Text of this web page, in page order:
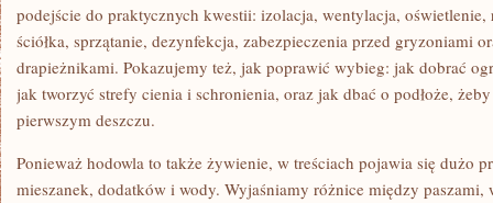
podejście do praktycznych kwestii: izolacja, wentylacja, oświetlenie,
ściółka, sprzątanie, dezynfekcja, zabezpieczenia przed gryzoniami
drapieżnikami. Pokazujemy też, jak poprawić wybieg: jak dobrać
jak tworzyć strefy cienia i schronienia, oraz jak dbać o podłoże,
pierwszym deszczu.
Ponieważ hodowla to także żywienie, w treściach pojawia się dużo
mieszanek, dodatków i wody. Wyjaśniamy różnice między paszami,